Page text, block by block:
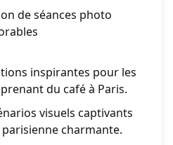
de séances photo
inspirantes pour les
du café à Paris.
visuels captivants
charmante.